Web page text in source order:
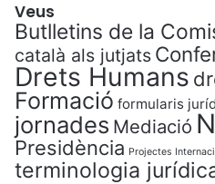
Veus
Butlletins de la
català als jutjats
Drets Humans
Formació formularis
jornades Mediació
Presidència Projectes
terminologia